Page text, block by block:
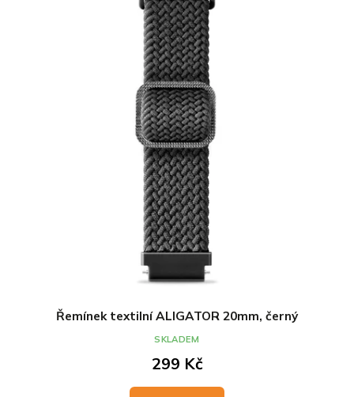
Řemínek textilní ALIGATOR 20mm, černý
299 Kč
SKLADEM